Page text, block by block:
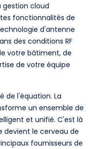
gestion cloud
fonctionnalités de
d'antenne
des conditions RF
votre bâtiment, de
de votre équipe
de l'équation. La
un ensemble de
et unifié. C'est là
devient le cerveau de
fournisseurs de